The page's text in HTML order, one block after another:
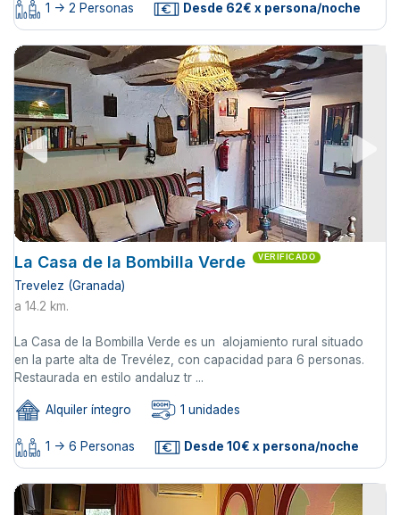
1 -> 2 Personas Desde 62€ x persona/noche
La Casa de la Bombilla Verde VERIFICADO
Trevelez (Granada)
a 14.2 km.
La Casa de la Bombilla Verde es un alojamiento rural situado
en la parte alta de Trevélez, con capacidad para 6 personas.
Restaurada en estilo andaluz tr ...
Alquiler íntegro 1 unidades
1 -> 6 Personas Desde 10€ x persona/noche